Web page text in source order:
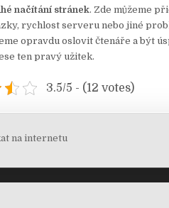
načítání stránek. Zde můžeme
rychlost serveru nebo jiné
opravdu oslovit čtenáře a být
ten pravý užitek.
3.5/5 - (12 votes)
na internetu